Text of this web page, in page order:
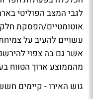
לגבי המצב הפוליטי
אוטומטיים/הפסקת
אשר גם בה צפוי
מהממוצע ארוך הטווח
גוש האירו - קיימים